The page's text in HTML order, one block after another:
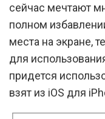
сейчас мечтают
полном
места на экране,
для
придется
взят из iOS для